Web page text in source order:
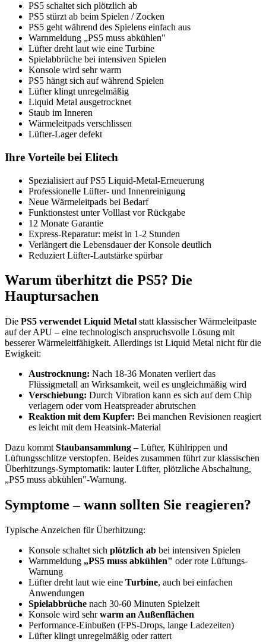
PS5 schaltet sich plötzlich ab
PS5 stürzt ab beim Spielen / Zocken
PS5 geht während des Spielens einfach aus
Warnmeldung „PS5 muss abkühlen"
Lüfter dreht laut wie eine Turbine
Spielabbrüche bei intensiven Spielen
Konsole wird sehr warm
PS5 hängt sich auf während Spielen
Lüfter klingt unregelmäßig
Liquid Metal ausgetrocknet
Staub im Inneren
Wärmeleitpads verschlissen
Lüfter-Lager defekt
Ihre Vorteile bei Elitech
Spezialisiert auf PS5 Liquid-Metal-Erneuerung
Professionelle Lüfter- und Innenreinigung
Neue Wärmeleitpads bei Bedarf
Funktionstest unter Volllast vor Rückgabe
12 Monate Garantie
Express-Reparatur: meist in 1-2 Stunden
Verlängert die Lebensdauer der Konsole deutlich
Reduziert Lüfter-Lautstärke spürbar
Warum überhitzt die PS5? Die
Hauptursachen
Die PS5 verwendet Liquid Metal statt klassischer Wärmeleitpaste
auf der APU – eine technologisch anspruchsvolle Lösung mit
besserer Wärmeleitfähigkeit. Allerdings ist Liquid Metal nicht für die
Ewigkeit:
Austrocknung: Nach 18-36 Monaten verliert das
Flüssigmetall an Wirksamkeit, weil es ungleichmäßig wird
Verschiebung: Durch Vibration kann es sich auf dem Chip
verlagern oder vom Heatspreader abrutschen
Reaktion mit dem Kupfer: Bei manchen Revisionen reagiert
es leicht mit dem Heatsink-Material
Dazu kommt Staubansammlung – Lüfter, Kühlrippen und
Lüftungsschlitze verstopfen. Beides zusammen führt zur klassischen
Überhitzungs-Symptomatik: lauter Lüfter, plötzliche Abschaltung,
„PS5 muss abkühlen"-Warnung.
Symptome – wann sollten Sie reagieren?
Typische Anzeichen für Überhitzung:
Konsole schaltet sich plötzlich ab bei intensiven Spielen
Warnmeldung „PS5 muss abkühlen" oder rote Lüftungs-
Warnung
Lüfter dreht laut wie eine Turbine, auch bei einfachen
Anwendungen
Spielabbrüche nach 30-60 Minuten Spielzeit
Konsole wird sehrwarm an Außenflächen
Performance-Einbußen (FPS-Drops, lange Ladezeiten)
Lüfter klingt unregelmäßig oder rattert